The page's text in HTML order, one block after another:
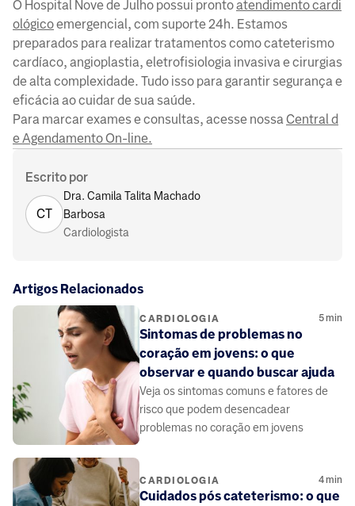
O Hospital Nove de Julho possui prontoatendimento cardi
ológicoemergencial, com suporte 24h. Estamos
preparados para realizar tratamentos como cateterismo
cardíaco, angioplastia, eletrofisiologia invasiva e cirurgias
de alta complexidade. Tudo isso para garantir segurança e
eficácia ao cuidar de sua saúde.
Para marcar exames e consultas, acesse nossa Central d
e Agendamento On-line.
Escrito por
CT
Dra. Camila Talita Machado
Barbosa
Cardiologista
Artigos Relacionados
CARDIOLOGIA 5min
Sintomas de problemas no
coração em jovens: o que
observar e quando buscar ajuda
Veja os sintomas comuns e fatores de
risco que podem desencadear
problemas no coração em jovens
CARDIOLOGIA 4min
Cuidados pós cateterismo: o que